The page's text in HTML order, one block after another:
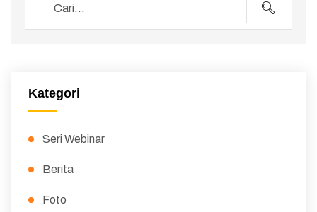
Kategori
Seri Webinar
Berita
Foto